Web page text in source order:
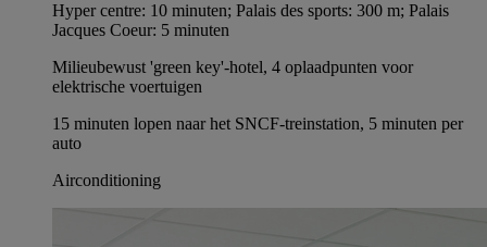
Hyper centre: 10 minuten; Palais des sports: 300 m; Palais
Jacques Coeur: 5 minuten
Milieubewust 'green key'-hotel, 4 oplaadpunten voor
elektrische voertuigen
15 minuten lopen naar het SNCF-treinstation, 5 minuten per
auto
Airconditioning